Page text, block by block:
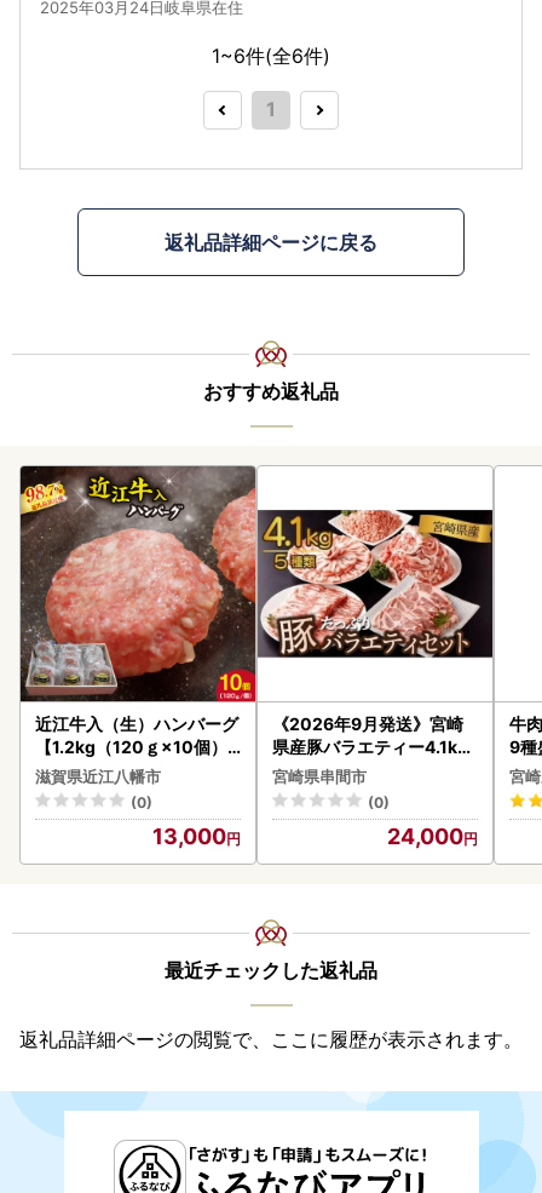
2025年03月24日岐阜県在住
1~6件(全6件)
1
返礼品詳細ページに戻る
おすすめ返礼品
近江牛入（生）ハンバーグ
【1.2kg（120ｇ×10個）
】【AG09W】
滋賀県近江八幡市
(0)
13,000
《2026年9月発送》宮崎
県産豚バラエティー4.1kg
セット_K033-057-2609
宮崎県串間市
(0)
24,000
牛
9種
-
シ!!
宮
最近チェックした返礼品
返礼品詳細ページの閲覧で、ここに履歴が表示されます。